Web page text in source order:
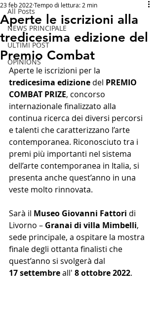
All Posts
NEWS PRINCIPALE
ULTIMI POST
OPINIONS
Aperte le iscrizioni alla
tredicesima edizione del
Premio Combat
23 feb 2022 Tempo di lettura: 2 min
Aperte le iscrizioni per la
tredicesima edizione del PREMIO
COMBAT PRIZE, concorso
internazionale finalizzato alla
continua ricerca dei diversi percorsi
e talenti che caratterizzano l’arte
contemporanea. Riconosciuto tra i
premi più importanti nel sistema
dell’arte contemporanea in Italia, si
presenta anche quest’anno in una
veste molto rinnovata.
Sarà il Museo Giovanni Fattori di
Livorno – Granai di villa Mimbelli,
sede principale, a ospitare la mostra
finale degli ottanta finalisti che
quest’anno si svolgerà dal
17 settembre all' 8 ottobre 2022.